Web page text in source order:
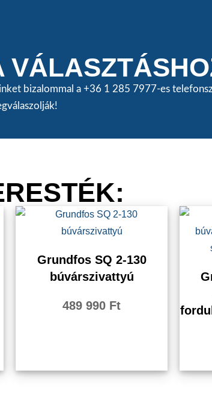
bizalommal a +36 1 285 7977-es
Grundfos SQ 2-130
búvárszivattyú
489 990 Ft